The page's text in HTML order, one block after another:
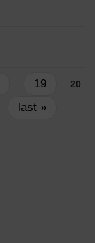
19 20
last »